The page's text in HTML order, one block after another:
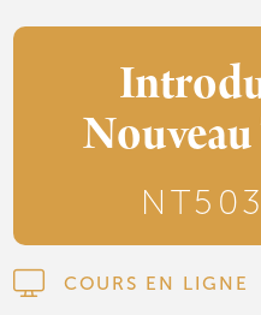
COURS EN LIGNE